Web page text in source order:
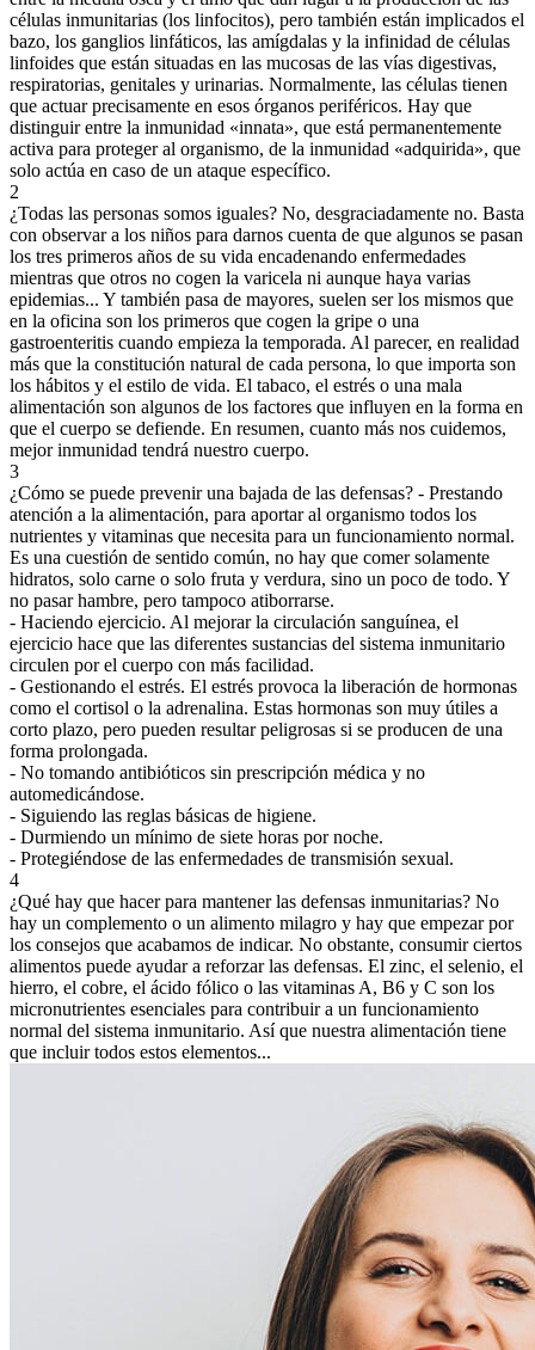
células inmunitarias (los linfocitos), pero también están implicados el
bazo, los ganglios linfáticos, las amígdalas y la infinidad de células
linfoides que están situadas en las mucosas de las vías digestivas,
respiratorias, genitales y urinarias. Normalmente, las células tienen
que actuar precisamente en esos órganos periféricos. Hay que
distinguir entre la inmunidad «innata», que está permanentemente
activa para proteger al organismo, de la inmunidad «adquirida», que
solo actúa en caso de un ataque específico.
2
¿Todas las personas somos iguales? No, desgraciadamente no. Basta
con observar a los niños para darnos cuenta de que algunos se pasan
los tres primeros años de su vida encadenando enfermedades
mientras que otros no cogen la varicela ni aunque haya varias
epidemias... Y también pasa de mayores, suelen ser los mismos que
en la oficina son los primeros que cogen la gripe o una
gastroenteritis cuando empieza la temporada. Al parecer, en realidad
más que la constitución natural de cada persona, lo que importa son
los hábitos y el estilo de vida. El tabaco, el estrés o una mala
alimentación son algunos de los factores que influyen en la forma en
que el cuerpo se defiende. En resumen, cuanto más nos cuidemos,
mejor inmunidad tendrá nuestro cuerpo.
3
¿Cómo se puede prevenir una bajada de las defensas? - Prestando
atención a la alimentación, para aportar al organismo todos los
nutrientes y vitaminas que necesita para un funcionamiento normal.
Es una cuestión de sentido común, no hay que comer solamente
hidratos, solo carne o solo fruta y verdura, sino un poco de todo. Y
no pasar hambre, pero tampoco atiborrarse.
- Haciendo ejercicio. Al mejorar la circulación sanguínea, el
ejercicio hace que las diferentes sustancias del sistema inmunitario
circulen por el cuerpo con más facilidad.
- Gestionando el estrés. El estrés provoca la liberación de hormonas
como el cortisol o la adrenalina. Estas hormonas son muy útiles a
corto plazo, pero pueden resultar peligrosas si se producen de una
forma prolongada.
- No tomando antibióticos sin prescripción médica y no
automedicándose.
- Siguiendo las reglas básicas de higiene.
- Durmiendo un mínimo de siete horas por noche.
- Protegiéndose de las enfermedades de transmisión sexual.
4
¿Qué hay que hacer para mantener las defensas inmunitarias? No
hay un complemento o un alimento milagro y hay que empezar por
los consejos que acabamos de indicar. No obstante, consumir ciertos
alimentos puede ayudar a reforzar las defensas. El zinc, el selenio, el
hierro, el cobre, el ácido fólico o las vitaminas A, B6 y C son los
micronutrientes esenciales para contribuir a un funcionamiento
normal del sistema inmunitario. Así que nuestra alimentación tiene
que incluir todos estos elementos...